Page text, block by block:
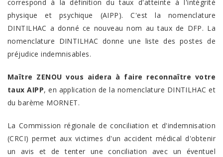
correspond à la définition du taux d'atteinte à l'intégrité
physique et psychique (AIPP). C'est la nomenclature
DINTILHAC a donné ce nouveau nom au taux de DFP. La
nomenclature DINTILHAC donne une liste des postes de
préjudice indemnisables.
Maître ZENOU vous aidera à faire reconnaître votre
taux AIPP, en application de la nomenclature DINTILHAC et
du barème MORNET.
La Commission régionale de conciliation et d'indemnisation
(CRCI) permet aux victimes d'un accident médical d'obtenir
un avis et de tenter une conciliation avec un éventuel